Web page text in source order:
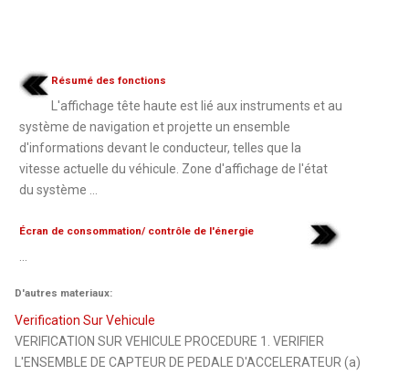
Résumé des fonctions
L'affichage tête haute est lié aux instruments et au
système de navigation et projette un ensemble
d'informations devant le conducteur, telles que la
vitesse actuelle du véhicule. Zone d'affichage de l'état
du système ...
Écran de consommation/ contrôle de l'énergie
D'autres materiaux:
Verification Sur Vehicule
VERIFICATION SUR VEHICULE PROCEDURE 1. VERIFIER
L'ENSEMBLE DE CAPTEUR DE PEDALE D'ACCELERATEUR (a)